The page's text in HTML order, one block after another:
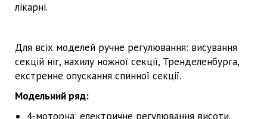
лікарні.
Для всіх моделей ручне регулювання: висування
секцій ніг, нахилу ножної секції, Тренделенбурга,
екстренне опускання спинної секції.
Модельний ряд:
4-моторна: електричне регулювання висоти,